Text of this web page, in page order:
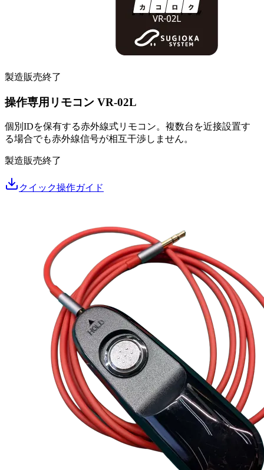
製造販売終了
操作専用リモコン VR-02L
個別IDを保有する赤外線式リモコン。複数台を近接設置す
る場合でも赤外線信号が相互干渉しません。
製造販売終了
クイック操作ガイド